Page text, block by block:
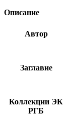
Описание
Автор
Заглавие
Коллекции ЭК
РГБ